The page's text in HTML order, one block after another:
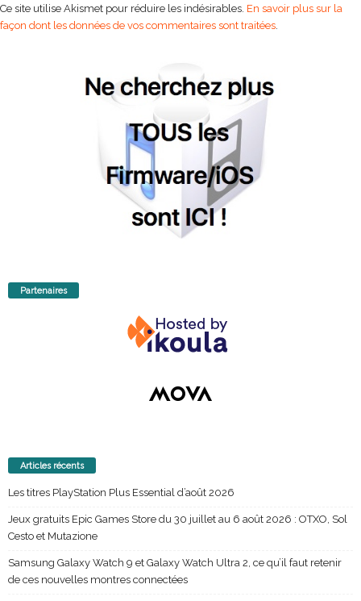
Ce site utilise Akismet pour réduire les indésirables. En savoir plus sur la
façon dont les données de vos commentaires sont traitées.
Partenaires
Articles récents
Les titres PlayStation Plus Essential d’août 2026
Jeux gratuits Epic Games Store du 30 juillet au 6 août 2026 : OTXO, Sol
Cesto et Mutazione
Samsung Galaxy Watch 9 et Galaxy Watch Ultra 2, ce qu’il faut retenir
de ces nouvelles montres connectées